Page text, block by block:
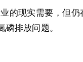
的现实需要，但
排放问题。